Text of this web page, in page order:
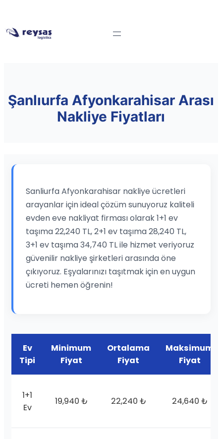
Şanlıurfa Afyonkarahisar Arası
Nakliye Fiyatları
Sanliurfa Afyonkarahisar nakliye ücretleri
arayanlar için ideal çözüm sunuyoruz kaliteli
evden eve nakliyat firması olarak 1+1 ev
taşıma 22,240 TL, 2+1 ev taşıma 28,240 TL,
3+1 ev taşıma 34,740 TL ile hizmet veriyoruz
güvenilir nakliye şirketleri arasında öne
çıkıyoruz. Eşyalarınızı taşıtmak için en uygun
ücreti hemen öğrenin!
Ev
Tipi
Minimum
Fiyat
Ortalama
Fiyat
Maksimum
Fiyat
1+1
Ev
19,940 ₺ 22,240 ₺ 24,640 ₺